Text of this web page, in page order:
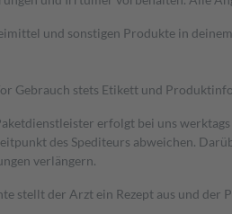
und sonstigen Produkte in
Gebrauch stets Etikett und
erfolgt bei uns
des Spediteurs abweichen.
verlängern.
stellt der Arzt ein Rezept aus und